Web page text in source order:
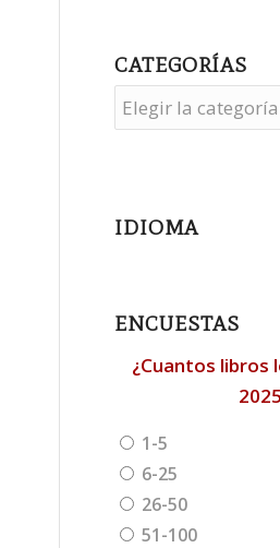
CATEGORÍAS
Categorías
IDIOMA
ENCUESTAS
¿Cuantos libros
1-5
6-25
26-50
51-100